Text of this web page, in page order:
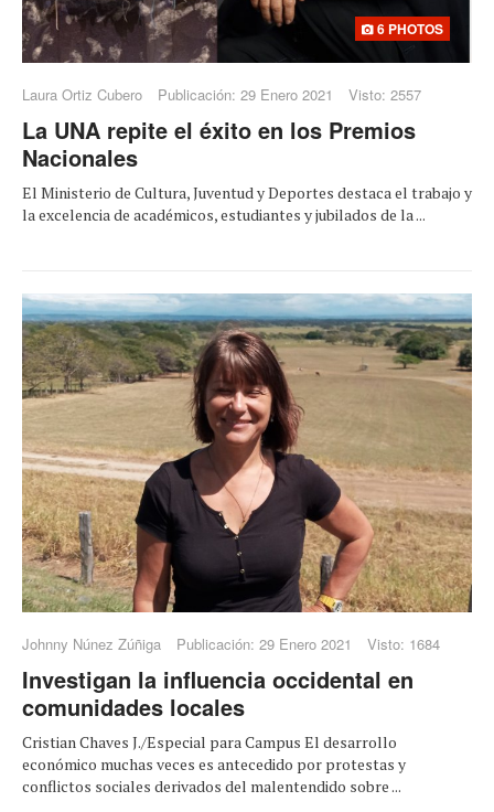
6 PHOTOS
Laura Ortiz Cubero Publicación: 29 Enero 2021 Visto: 2557
La UNA repite el éxito en los Premios
Nacionales
El Ministerio de Cultura, Juventud y Deportes destaca el trabajo y
la excelencia de académicos, estudiantes y jubilados de la ...
Johnny Núnez Zúñiga Publicación: 29 Enero 2021 Visto: 1684
Investigan la influencia occidental en
comunidades locales
Cristian Chaves J./Especial para Campus El desarrollo
económico muchas veces es antecedido por protestas y
conflictos sociales derivados del malentendido sobre ...